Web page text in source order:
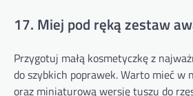
17. Miej pod ręką zestaw
Przygotuj małą kosmetyczkę z
do szybkich poprawek. Warto mieć w
oraz miniaturową wersję tuszu do